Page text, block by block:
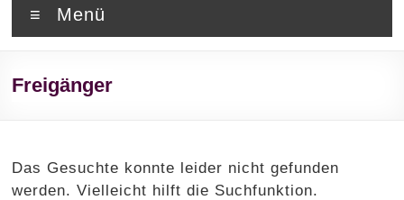
Menü
Freigänger
Das Gesuchte konnte leider nicht gefunden
werden. Vielleicht hilft die Suchfunktion.